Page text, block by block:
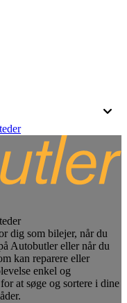
dig som bilejer, når du
Autobutler eller når du
kan reparere eller
enkel og
at søge og sortere i dine